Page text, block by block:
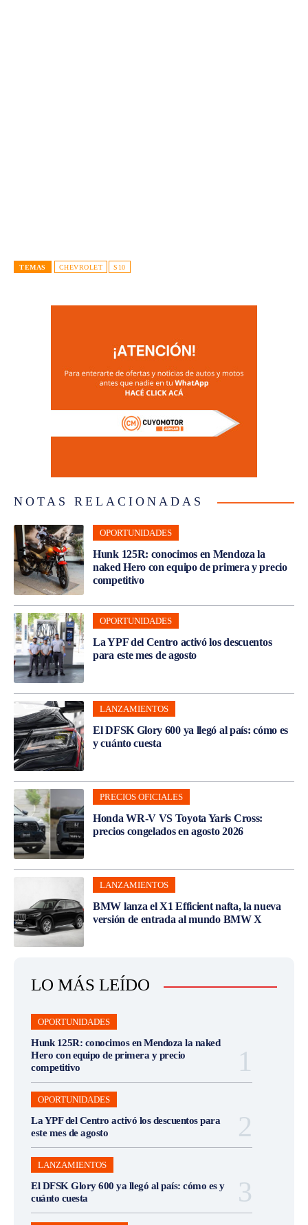
TEMAS CHEVROLET S10
NOTAS RELACIONADAS
OPORTUNIDADES
Hunk 125R: conocimos en Mendoza la
naked Hero con equipo de primera y precio
competitivo
OPORTUNIDADES
La YPF del Centro activó los descuentos
para este mes de agosto
LANZAMIENTOS
El DFSK Glory 600 ya llegó al país: cómo es
y cuánto cuesta
PRECIOS OFICIALES
Honda WR-V VS Toyota Yaris Cross:
precios congelados en agosto 2026
LANZAMIENTOS
BMW lanza el X1 Efficient nafta, la nueva
versión de entrada al mundo BMW X
LO MÁS LEÍDO
OPORTUNIDADES
Hunk 125R: conocimos en Mendoza la naked
Hero con equipo de primera y precio
competitivo
OPORTUNIDADES
La YPF del Centro activó los descuentos para
este mes de agosto
LANZAMIENTOS
El DFSK Glory 600 ya llegó al país: cómo es y
cuánto cuesta